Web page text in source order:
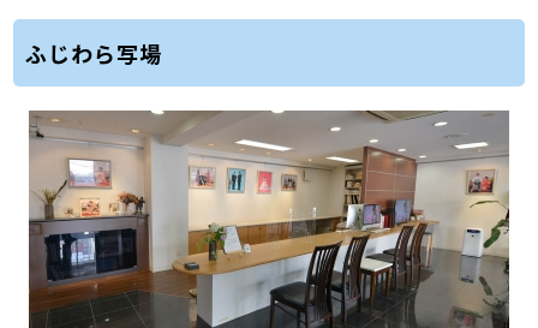
ふじわら写場